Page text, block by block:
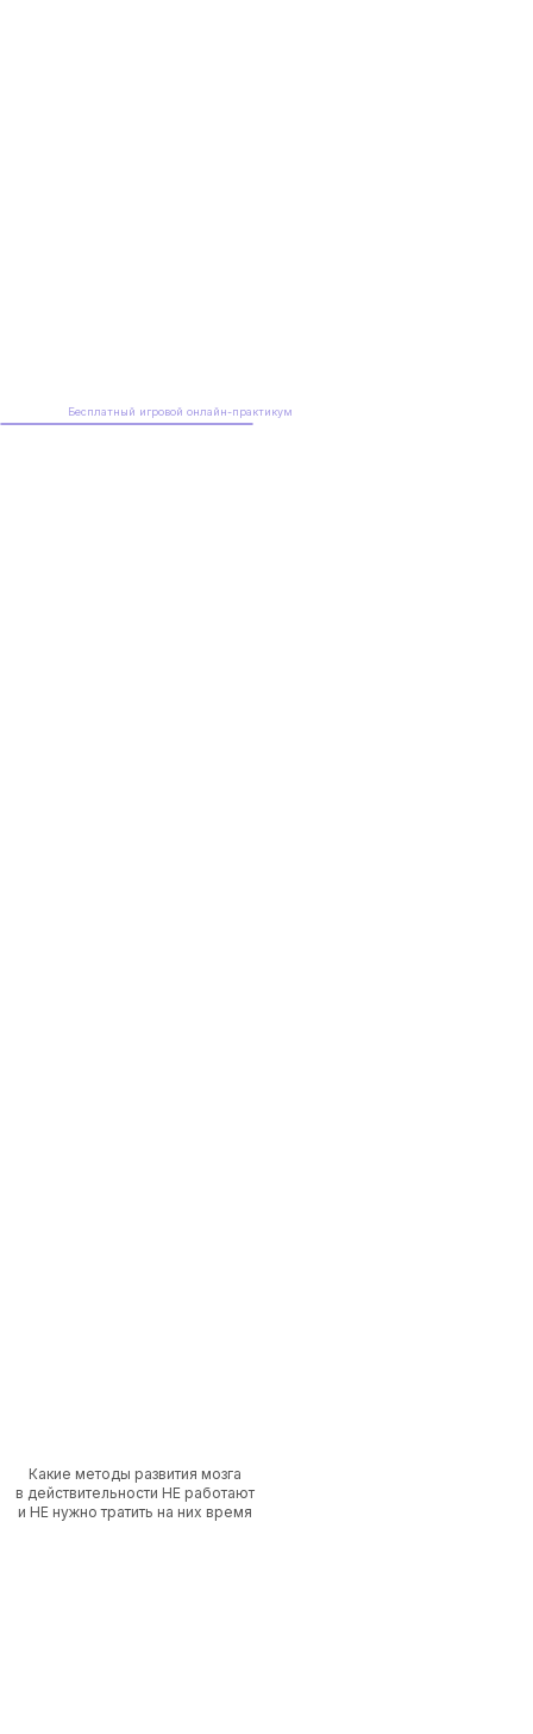
Бесплатный игровой онлайн-практикум
Какие методы развития мозга
в действительности НЕ работают
и НЕ нужно тратить на них время